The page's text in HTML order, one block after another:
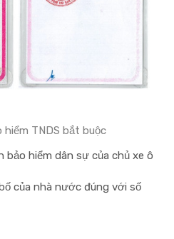
hiểm TNDS bắt buộc
bảo hiểm dân sự của chủ xe ô
của nhà nước đúng với số